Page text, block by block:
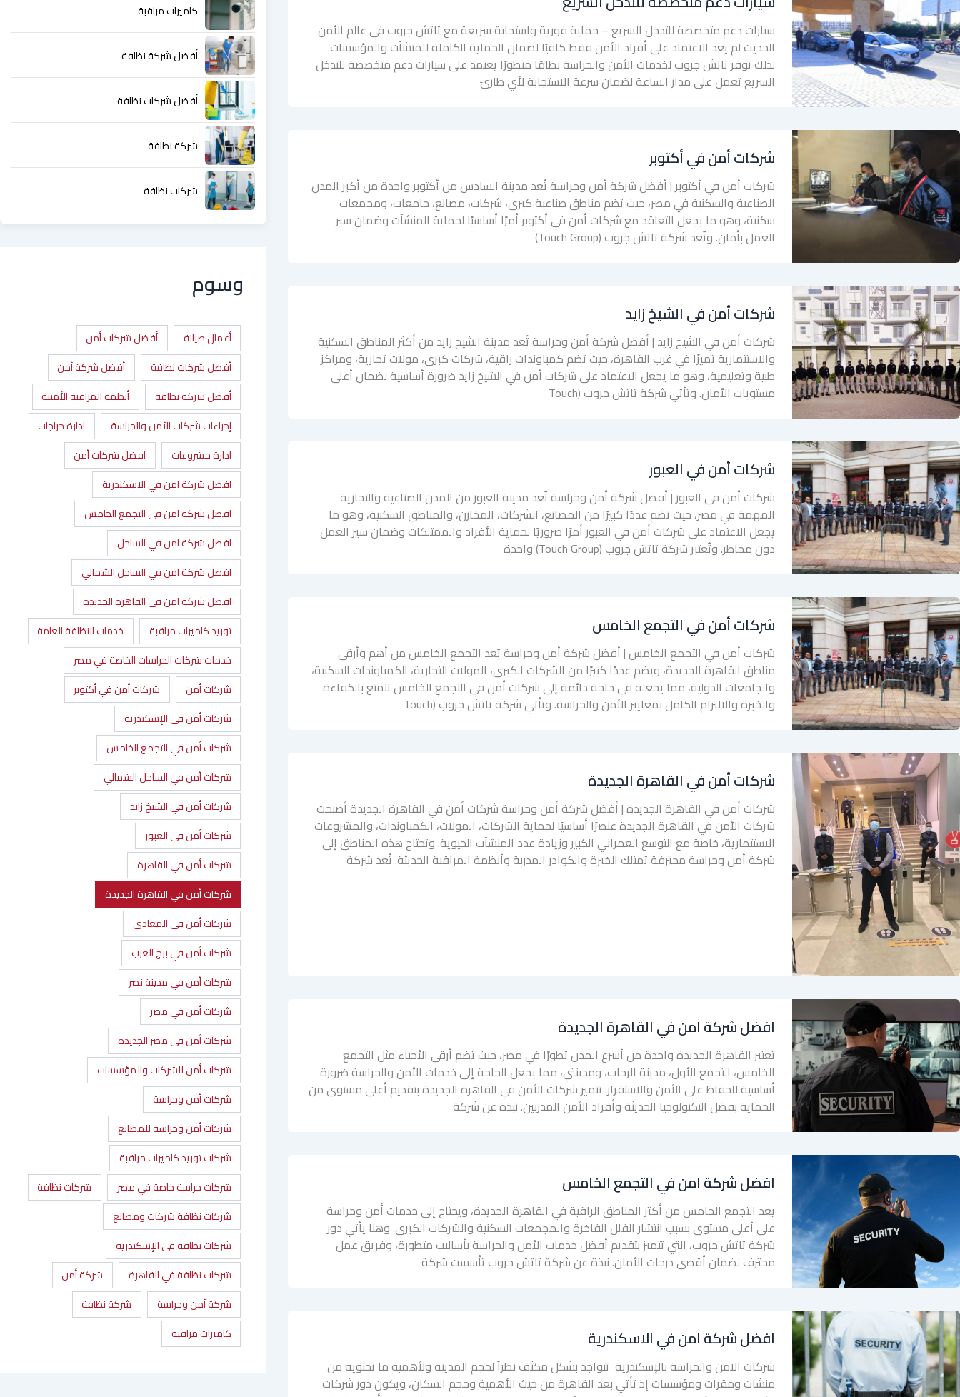
سيارات دعم متخصصة للتدخل السريع – حماية فورية واستجابة سريعة مع تاتش جروب في عالم الأمن
الحديث لم يعد الاعتماد على أفراد الأمن فقط كافيًا لضمان الحماية الكاملة للمنشآت والمؤسسات.
لذلك توفر تاتش جروب لخدمات الأمن والحراسة نظامًا متطورًا يعتمد على سيارات دعم متخصصة للتدخل
السريع تعمل على مدار الساعة لضمان سرعة الاستجابة لأي طارئ
شركات أمن في أكتوبر
شركات أمن في أكتوبر | أفضل شركة أمن وحراسة تُعد مدينة السادس من أكتوبر واحدة من أكبر المدن
الصناعية والسكنية في مصر، حيث تضم مناطق صناعية كبرى، شركات، مصانع، جامعات، ومجمعات
سكنية، وهو ما يجعل التعاقد مع شركات أمن في أكتوبر أمرًا أساسيًا لحماية المنشآت وضمان سير
العمل بأمان. وتُعد شركة تاتش جروب (Touch Group)
شركات أمن في الشيخ زايد
شركات أمن في الشيخ زايد | أفضل شركة أمن وحراسة تُعد مدينة الشيخ زايد من أكثر المناطق السكنية
والاستثمارية تميزًا في غرب القاهرة، حيث تضم كمباوندات راقية، شركات كبرى، مولات تجارية، ومراكز
طبية وتعليمية، وهو ما يجعل الاعتماد على شركات أمن في الشيخ زايد ضرورة أساسية لضمان أعلى
مستويات الأمان. وتأتي شركة تاتش جروب (Touch
شركات أمن في العبور
شركات أمن في العبور | أفضل شركة أمن وحراسة تُعد مدينة العبور من المدن الصناعية والتجارية
المهمة في مصر، حيث تضم عددًا كبيرًا من المصانع، الشركات، المخازن، والمناطق السكنية، وهو ما
يجعل الاعتماد على شركات أمن في العبور أمرًا ضروريًا لحماية الأفراد والممتلكات وضمان سير العمل
دون مخاطر. وتُعتبر شركة تاتش جروب (Touch Group) واحدة
شركات أمن في التجمع الخامس
شركات أمن في التجمع الخامس | أفضل شركة أمن وحراسة يُعد التجمع الخامس من أهم وأرقى
مناطق القاهرة الجديدة، ويضم عددًا كبيرًا من الشركات الكبرى، المولات التجارية، الكمباوندات السكنية،
والجامعات الدولية، مما يجعله في حاجة دائمة إلى شركات أمن في التجمع الخامس تتمتع بالكفاءة
والخبرة والالتزام الكامل بمعايير الأمن والحراسة. وتأتي شركة تاتش جروب (Touch
شركات أمن في القاهرة الجديدة
شركات أمن في القاهرة الجديدة | أفضل شركة أمن وحراسة شركات أمن في القاهرة الجديدة أصبحت
شركات الأمن في القاهرة الجديدة عنصرًا أساسيًا لحماية الشركات، المولات، الكمباوندات، والمشروعات
الاستثمارية، خاصة مع التوسع العمراني الكبير وزيادة عدد المنشآت الحيوية. وتحتاج هذه المناطق إلى
شركة أمن وحراسة محترفة تمتلك الخبرة والكوادر المدربة وأنظمة المراقبة الحديثة. تُعد شركة
افضل شركة امن في القاهرة الجديدة
تعتبر القاهرة الجديدة واحدة من أسرع المدن تطورًا في مصر، حيث تضم أرقى الأحياء مثل التجمع
الخامس، التجمع الأول، مدينة الرحاب، ومدينتي، مما يجعل الحاجة إلى خدمات الأمن والحراسة ضرورة
أساسية للحفاظ على الأمن والاستقرار. تتميز شركات الأمن في القاهرة الجديدة بتقديم أعلى مستوى من
الحماية بفضل التكنولوجيا الحديثة وأفراد الأمن المدربين. نبذة عن شركة
افضل شركة امن في التجمع الخامس
يعد التجمع الخامس من أكثر المناطق الراقية في القاهرة الجديدة، ويحتاج إلى خدمات أمن وحراسة
على أعلى مستوى بسبب انتشار الفلل الفاخرة والمجمعات السكنية والشركات الكبرى. وهنا يأتي دور
شركة تاتش جروب، التي تتميز بتقديم أفضل خدمات الأمن والحراسة بأساليب متطورة، وفريق عمل
محترف لضمان أقصى درجات الأمان. نبذة عن شركة تاتش جروب تأسست شركة
افضل شركة امن في الاسكندرية
شركات الامن والحراسة بالإسكندرية تتواجد بشكل مكثف نظراً لحجم المدينة ولأهمية ما تحتويه من
منشآت ومقرات ومؤسسات إذ تأتي بعد القاهرة من حيث الأهمية وحجم السكان، ويكون دور شركات
كاميرات مراقبة
أفضل شركة نظافة
أفضل شركات نظافة
شركة نظافة
شركات نظافة
وسوم
أعمال صيانة
أفضل شركات أمن
أفضل شركات نظافة
أفضل شركة أمن
أفضل شركة نظافة
أنظمة المراقبة الأمنية
إجراءات شركات الأمن والحراسة
ادارة جراجات
ادارة مشروعات
افضل شركات أمن
افضل شركة امن في الاسكندرية
افضل شركة امن في التجمع الخامس
افضل شركة امن في الساحل
افضل شركة امن في الساحل الشمالي
افضل شركة امن في القاهرة الجديدة
توريد كاميرات مراقبة
خدمات النظافة العامة
خدمات شركات الحراسات الخاصة في مصر
شركات أمن
شركات أمن في أكتوبر
شركات أمن في الإسكندرية
شركات أمن في التجمع الخامس
شركات أمن في الساحل الشمالي
شركات أمن في الشيخ زايد
شركات أمن في العبور
شركات أمن في القاهرة
شركات أمن في القاهرة الجديدة
شركات أمن في المعادي
شركات أمن في برج العرب
شركات أمن في مدينة نصر
شركات أمن في مصر
شركات أمن في مصر الجديدة
شركات أمن للشركات والمؤسسات
شركات أمن وحراسة
شركات أمن وحراسة للمصانع
شركات توريد كاميرات مراقبة
شركات حراسة خاصة في مصر
شركات نظافة
شركات نظافة شركات ومصانع
شركات نظافة في الإسكندرية
شركات نظافة في القاهرة
شركة أمن
شركة أمن وحراسة
شركة نظافة
كاميرات مراقبه